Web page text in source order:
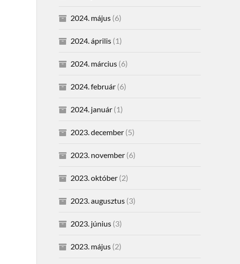
2024. május(6)
2024. április(1)
2024. március(6)
2024. február(6)
2024. január(1)
2023. december(5)
2023. november(6)
2023. október(2)
2023. augusztus(3)
2023. június(3)
2023. május(2)